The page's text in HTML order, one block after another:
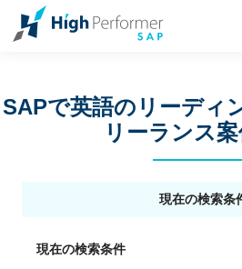
SAPで英語のリーディ
リーランス
現在の検索条
現在の検索条件